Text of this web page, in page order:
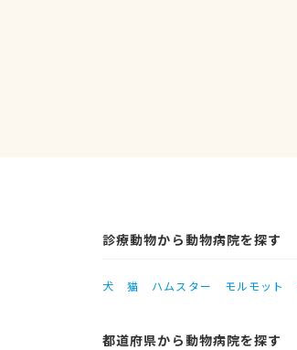
診療動物から動物病院を探す
犬 猫 ハムスター モルモット
都道府県から動物病院を探す